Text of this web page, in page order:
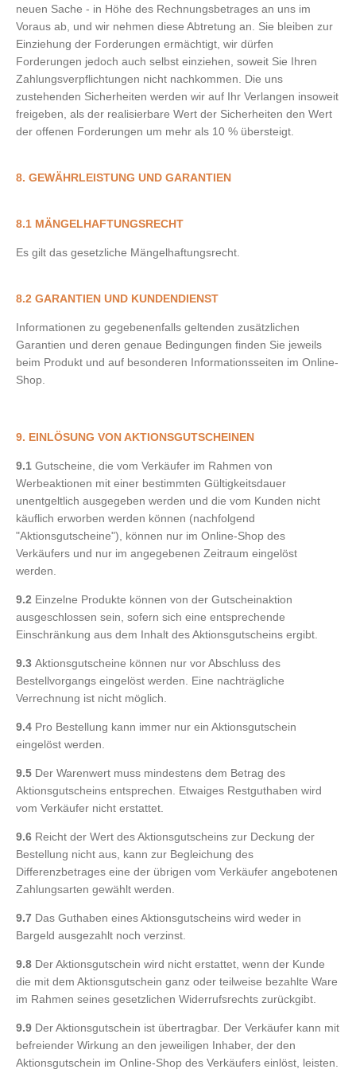
neuen Sache - in Höhe des Rechnungsbetrages an uns im
Voraus ab, und wir nehmen diese Abtretung an. Sie bleiben zur
Einziehung der Forderungen ermächtigt, wir dürfen
Forderungen jedoch auch selbst einziehen, soweit Sie Ihren
Zahlungsverpflichtungen nicht nachkommen. Die uns
zustehenden Sicherheiten werden wir auf Ihr Verlangen insoweit
freigeben, als der realisierbare Wert der Sicherheiten den Wert
der offenen Forderungen um mehr als 10 % übersteigt.
8. GEWÄHRLEISTUNG UND GARANTIEN
8.1 MÄNGELHAFTUNGSRECHT
Es gilt das gesetzliche Mängelhaftungsrecht.
8.2 GARANTIEN UND KUNDENDIENST
Informationen zu gegebenenfalls geltenden zusätzlichen
Garantien und deren genaue Bedingungen finden Sie jeweils
beim Produkt und auf besonderen Informationsseiten im Online-
Shop.
9. EINLÖSUNG VON AKTIONSGUTSCHEINEN
9.1 Gutscheine, die vom Verkäufer im Rahmen von
Werbeaktionen mit einer bestimmten Gültigkeitsdauer
unentgeltlich ausgegeben werden und die vom Kunden nicht
käuflich erworben werden können (nachfolgend
"Aktionsgutscheine"), können nur im Online-Shop des
Verkäufers und nur im angegebenen Zeitraum eingelöst
werden.
9.2 Einzelne Produkte können von der Gutscheinaktion
ausgeschlossen sein, sofern sich eine entsprechende
Einschränkung aus dem Inhalt des Aktionsgutscheins ergibt.
9.3 Aktionsgutscheine können nur vor Abschluss des
Bestellvorgangs eingelöst werden. Eine nachträgliche
Verrechnung ist nicht möglich.
9.4 Pro Bestellung kann immer nur ein Aktionsgutschein
eingelöst werden.
9.5 Der Warenwert muss mindestens dem Betrag des
Aktionsgutscheins entsprechen. Etwaiges Restguthaben wird
vom Verkäufer nicht erstattet.
9.6 Reicht der Wert des Aktionsgutscheins zur Deckung der
Bestellung nicht aus, kann zur Begleichung des
Differenzbetrages eine der übrigen vom Verkäufer angebotenen
Zahlungsarten gewählt werden.
9.7 Das Guthaben eines Aktionsgutscheins wird weder in
Bargeld ausgezahlt noch verzinst.
9.8 Der Aktionsgutschein wird nicht erstattet, wenn der Kunde
die mit dem Aktionsgutschein ganz oder teilweise bezahlte Ware
im Rahmen seines gesetzlichen Widerrufsrechts zurückgibt.
9.9 Der Aktionsgutschein ist übertragbar. Der Verkäufer kann mit
befreiender Wirkung an den jeweiligen Inhaber, der den
Aktionsgutschein im Online-Shop des Verkäufers einlöst, leisten.